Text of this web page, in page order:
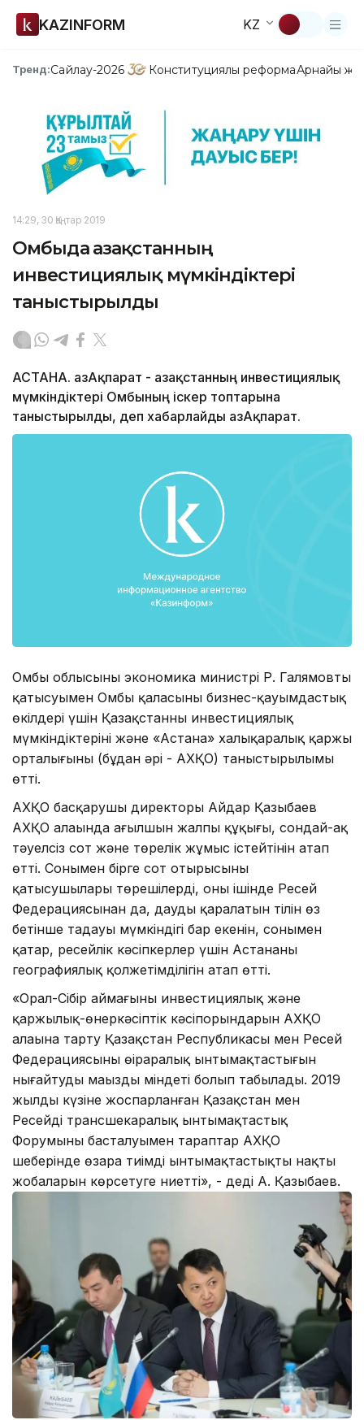
KAZINFORM KZ
Тренд:Сайлау-2026 Конституциялық реформаАрнайы
14:29, 30 Қаңтар 2019
Омбыда Қазақстанның
инвестициялық мүмкіндіктері
таныстырылды
АСТАНА. ҚазАқпарат - Қазақстанның инвестициялық
мүмкіндіктері Омбының іскер топтарына
таныстырылды, деп хабарлайды ҚазАқпарат.
Омбы облысының экономика министрі Р. Галямовтың
қатысуымен Омбы қаласының бизнес-қауымдастық
өкілдері үшін Қазақстанның инвестициялық
мүмкіндіктерінің және «Астана» халықаралық қаржы
орталығының (бұдан әрі - АХҚО) таныстырылымы
өтті.
АХҚО басқарушы директоры Айдар Қазыбаев
АХҚО алаңында ағылшын жалпы құқығы, сондай-ақ
тәуелсіз сот және төрелік жұмыс істейтінін атап
өтті. Сонымен бірге сот отырысының
қатысушылары төрешілерді, оның ішінде Ресей
Федерациясынан да, даудың қаралатын тілін өз
бетінше таңдауы мүмкіндігі бар екенін, сонымен
қатар, ресейлік кәсіпкерлер үшін Астананың
географиялық қолжетімділігін атап өтті.
«Орал-Сібір аймағының инвестициялық және
қаржылық-өнеркәсіптік кәсіпорындарын АХҚО
алаңына тарту Қазақстан Республикасы мен Ресей
Федерациясының өңіраралық ынтымақтастығын
нығайтудың маңызды міндеті болып табылады. 2019
жылдың күзіне жоспарланған Қазақстан мен
Ресейдің трансшекаралық ынтымақтастық
Форумының басталуымен тараптар АХҚО
шеңберінде өзара тиімді ынтымақтастықтың нақты
жобаларын көрсетуге ниетті», - деді А. Қазыбаев.